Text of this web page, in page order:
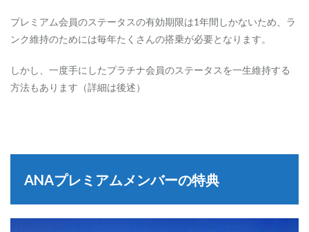
優
先
ッ
ク
ー
専
用
プレミアム会員のステータスの有効期限は1年間しかないため、ラ
ンク維持のためには毎年たくさんの搭乗が必要となります。
しかし、一度手にしたプラチナ会員のステータスを一生維持する
方法もあります（詳細は後述）
ANAプレミアムメンバーの特典